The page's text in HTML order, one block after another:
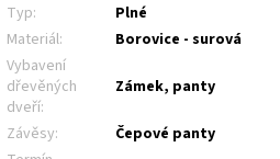
Typ:
Plné
Materiál:
Borovice - surová
Vybavení
dřevěných
dveří:
Zámek, panty
Závěsy:
Čepové panty